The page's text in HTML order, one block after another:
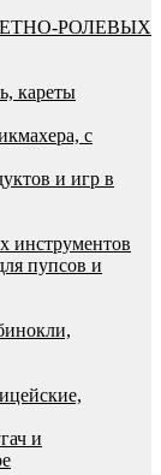
РОЛЕВЫХ
кареты
с
и игр в
инструментов
пупсов и
и